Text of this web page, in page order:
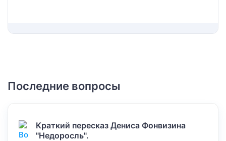
Последние вопросы
Краткий пересказ Дениса Фонвизина
"Недоросль".